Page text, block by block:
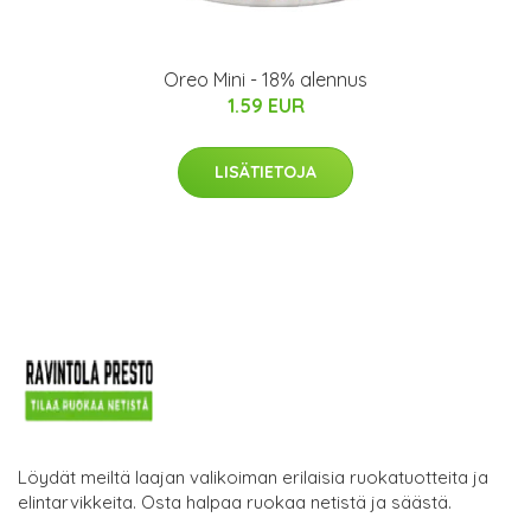
Oreo Mini - 18% alennus
1.59 EUR
LISÄTIETOJA
Löydät meiltä laajan valikoiman erilaisia ruokatuotteita ja
elintarvikkeita. Osta halpaa ruokaa netistä ja säästä.